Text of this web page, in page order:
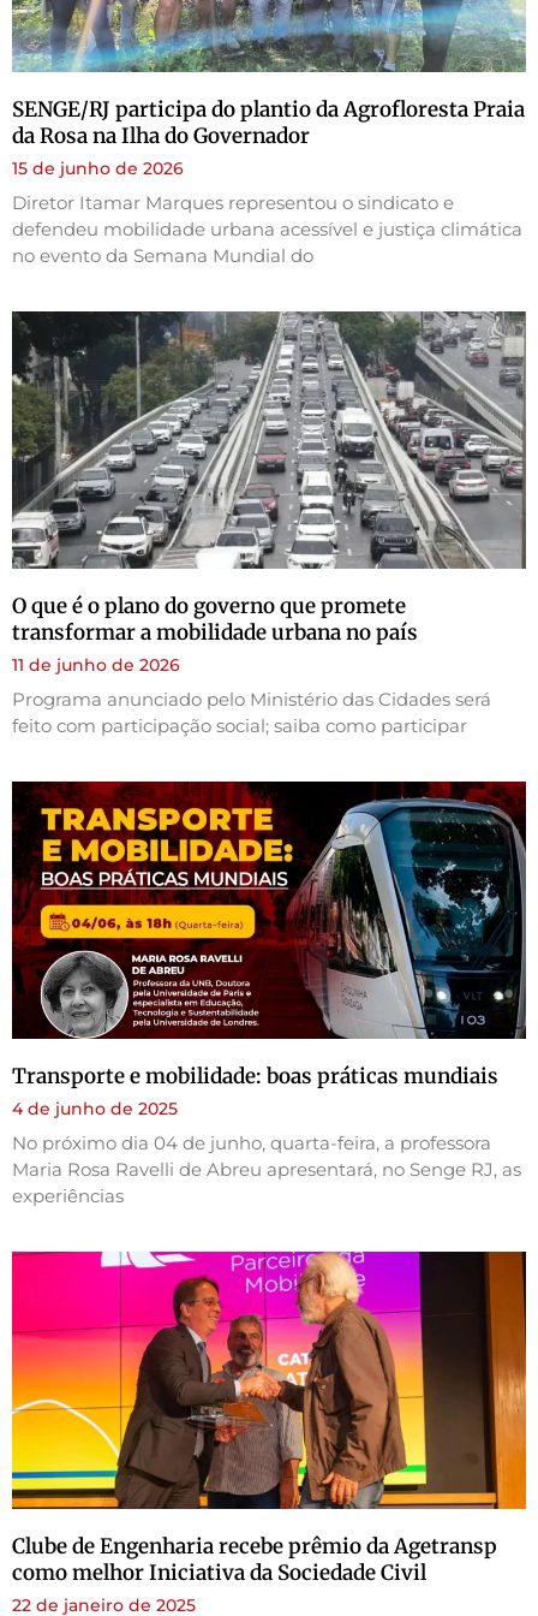
SENGE/RJ participa do plantio da Agrofloresta Praia
da Rosa na Ilha do Governador
15 de junho de 2026
Diretor Itamar Marques representou o sindicato e
defendeu mobilidade urbana acessível e justiça climática
no evento da Semana Mundial do
O que é o plano do governo que promete
transformar a mobilidade urbana no país
11 de junho de 2026
Programa anunciado pelo Ministério das Cidades será
feito com participação social; saiba como participar
Transporte e mobilidade: boas práticas mundiais
4 de junho de 2025
No próximo dia 04 de junho, quarta-feira, a professora
Maria Rosa Ravelli de Abreu apresentará, no Senge RJ, as
experiências
Clube de Engenharia recebe prêmio da Agetransp
como melhor Iniciativa da Sociedade Civil
22 de janeiro de 2025